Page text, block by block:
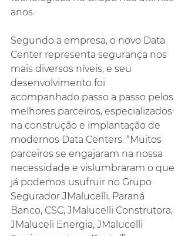
anos.
Segundo a empresa, o novo Data
Center representa segurança nos
mais diversos níveis, e seu
desenvolvimento foi
acompanhado passo a passo pelos
melhores parceiros, especializados
na construção e implantação de
modernos Data Centers. “Muitos
parceiros se engajaram na nossa
necessidade e vislumbraram o que
já podemos usufruir no Grupo
Segurador JMalucelli, Paraná
Banco, CSC, JMalucelli Construtora,
JMaluceli Energia, JMalucelli